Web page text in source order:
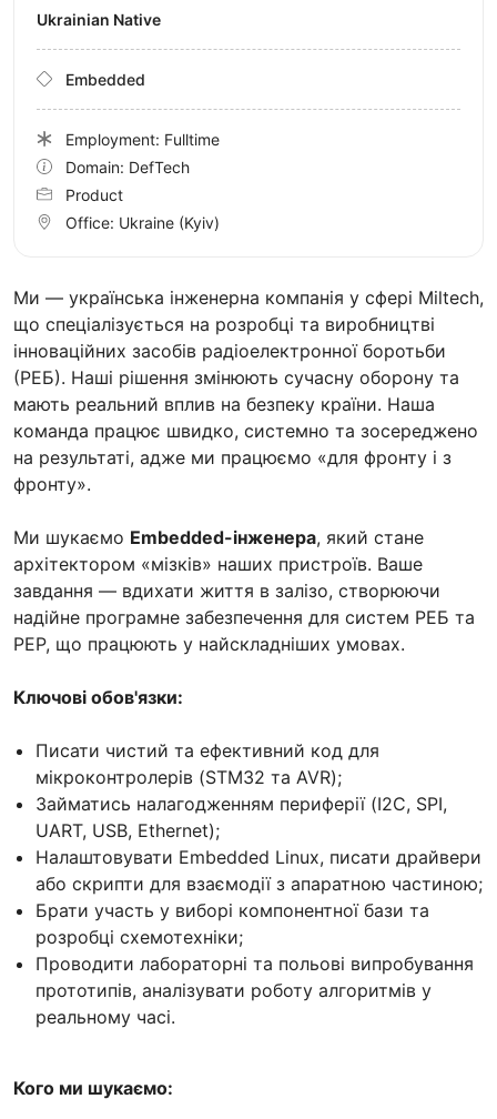
Ми — українська інженерна компанія у сфері Miltech,
що спеціалізується на розробці та виробництві
інноваційних засобів радіоелектронної боротьби
(РЕБ). Наші рішення змінюють сучасну оборону та
мають реальний вплив на безпеку країни. Наша
команда працює швидко, системно та зосереджено
на результаті, адже ми працюємо «для фронту і з
фронту».
Ми шукаємо Embedded-інженера, який стане
архітектором «мізків» наших пристроїв. Ваше
завдання — вдихати життя в залізо, створюючи
надійне програмне забезпечення для систем РЕБ та
РЕР, що працюють у найскладніших умовах.
Ключові обов'язки:
Писати чистий та ефективний код для
мікроконтролерів (STM32 та AVR);
Займатись налагодженням периферії (I2C, SPI,
UART, USB, Ethernet);
Налаштовувати Embedded Linux, писати драйвери
або скрипти для взаємодії з апаратною частиною;
Брати участь у виборі компонентної бази та
розробці схемотехніки;
Проводити лабораторні та польові випробування
прототипів, аналізувати роботу алгоритмів у
реальному часі.
Кого ми шукаємо:
Ukrainian Native
Embedded
Employment: Fulltime
Domain: DefTech
Product
Office: Ukraine (Kyiv)